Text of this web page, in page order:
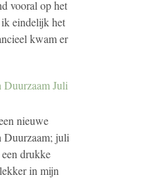
vooral op het
eindelijk het
kwam er
Duurzaam Juli
nieuwe
Duurzaam; juli
drukke
in mijn